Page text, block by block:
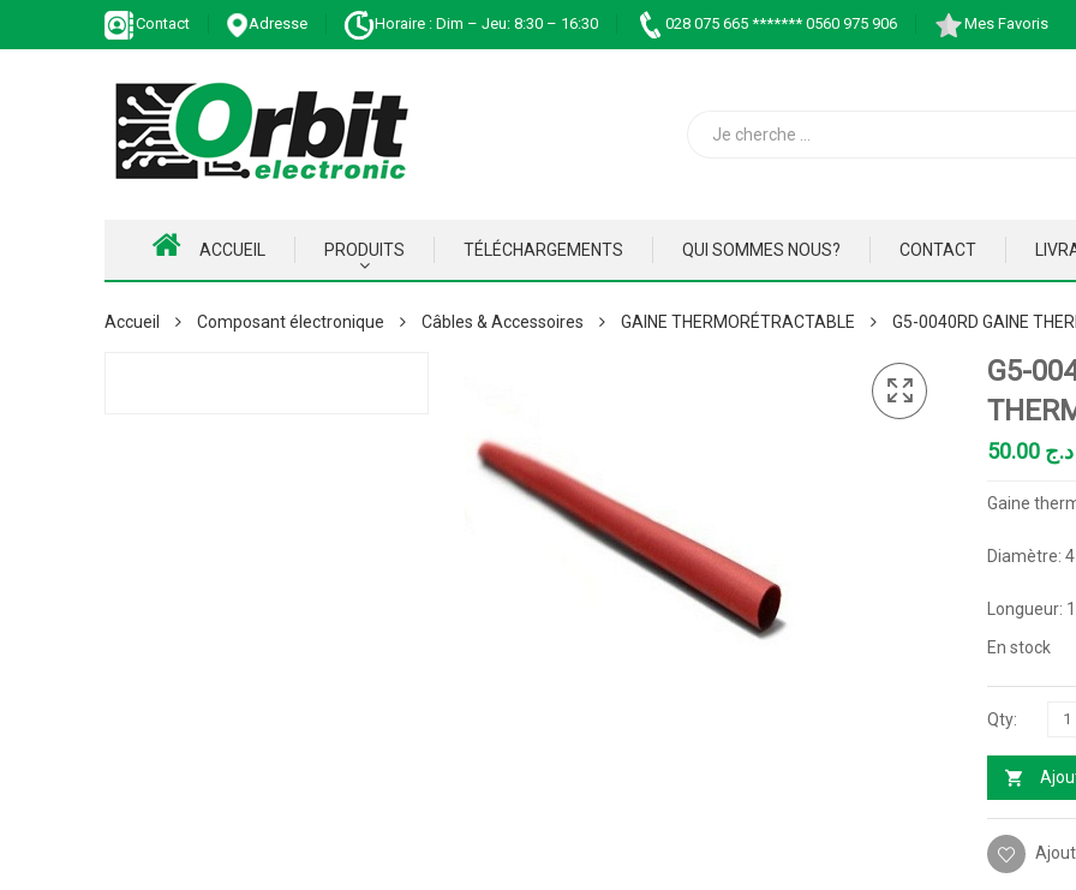
Contact Adresse Horaire : Dim – Jeu: 8:30 – 16:30 028 075 665 ******* 0560 975 906 Mes Favoris
ACCUEIL PRODUITS TÉLÉCHARGEMENTS QUI SOMMES NOUS? CONTACT
Accueil Composant électronique Câbles & Accessoires GAINE THERMORÉTRACTABLE G5-0040RD GAINE
G5-
د.ج
Gaine
Diamètre:
Longueur:
En stock